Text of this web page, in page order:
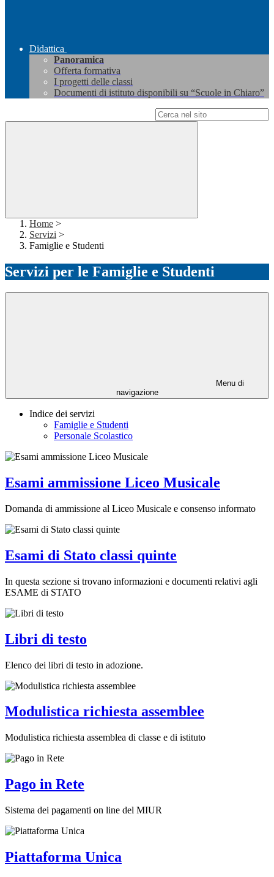
Didattica
Panoramica
Offerta formativa
I progetti delle classi
Documenti di istituto disponibili su “Scuole in Chiaro”
Home >
Servizi >
Famiglie e Studenti
Servizi per le Famiglie e Studenti
Menu di
navigazione
Indice dei servizi
Famiglie e Studenti
Personale Scolastico
Esami ammissione Liceo Musicale
Domanda di ammissione al Liceo Musicale e consenso informato
Esami di Stato classi quinte
In questa sezione si trovano informazioni e documenti relativi agli
ESAME di STATO
Libri di testo
Elenco dei libri di testo in adozione.
Modulistica richiesta assemblee
Modulistica richiesta assemblea di classe e di istituto
Pago in Rete
Sistema dei pagamenti on line del MIUR
Piattaforma Unica